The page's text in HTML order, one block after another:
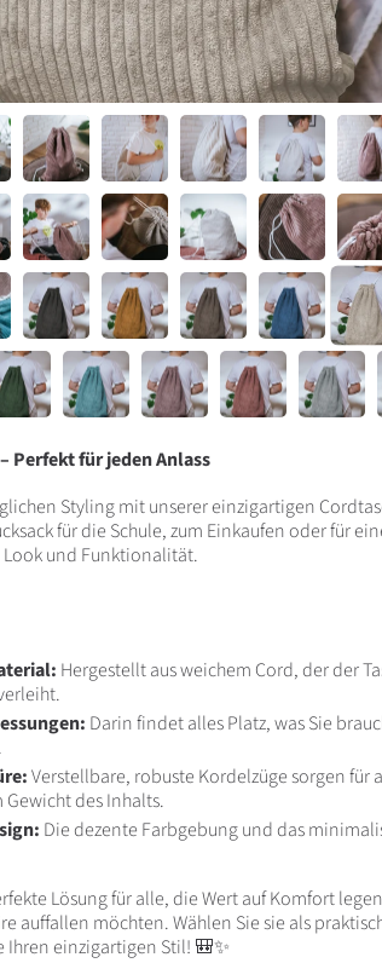
Perfekt für jeden Anlass
Styling mit unserer einzigartigen
für die Schule, zum Einkaufen oder für
und Funktionalität.
Hergestellt aus weichem Cord, der der
Darin findet alles Platz, was Sie
Verstellbare, robuste Kordelzüge sorgen für
des Inhalts.
Die dezente Farbgebung und das
Lösung für alle, die Wert auf Komfort
auffallen möchten. Wählen Sie sie als
Ihren einzigartigen Stil! 🎒✨